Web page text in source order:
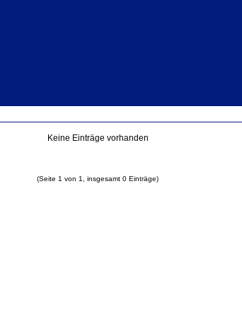
Keine Einträge vorhanden
(Seite 1 von 1, insgesamt 0 Einträge)